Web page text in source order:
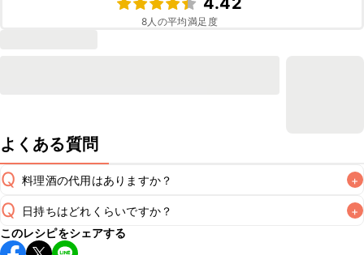
8人の平均満足度
よくある質問
Q 料理酒の代用はありますか？ +
A
Q 日持ちはどれくらいですか？ +
こちらのレシピは出来たてをお召し上がりいただくことをお
このレシピをシェアする